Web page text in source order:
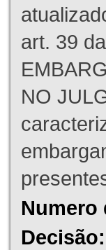
art. 39
NO
Numero
Decisão: